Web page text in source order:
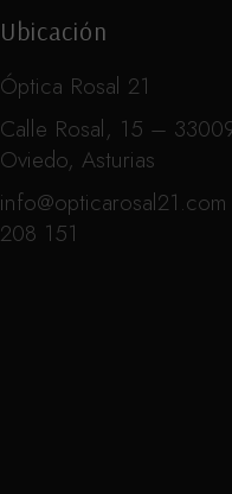
Ubicación
Óptica Rosal 21
Calle Rosal, 15 –
Oviedo, Asturias
208 151